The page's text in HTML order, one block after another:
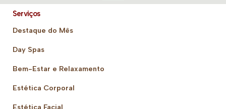
Serviços
Destaque do Mês
Day Spas
Bem-Estar e Relaxamento
Estética Corporal
Estética Facial